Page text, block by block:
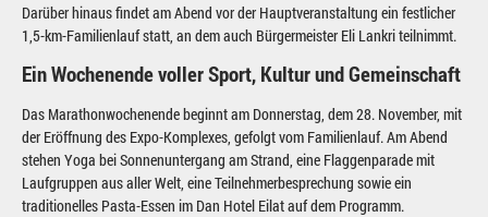
Darüber hinaus findet am Abend vor der Hauptveranstaltung ein festlicher
1,5-km-Familienlauf statt, an dem auch Bürgermeister Eli Lankri teilnimmt.
Ein Wochenende voller Sport, Kultur und Gemeinschaft
Das Marathonwochenende beginnt am Donnerstag, dem 28. November, mit
der Eröffnung des Expo-Komplexes, gefolgt vom Familienlauf. Am Abend
stehen Yoga bei Sonnenuntergang am Strand, eine Flaggenparade mit
Laufgruppen aus aller Welt, eine Teilnehmerbesprechung sowie ein
traditionelles Pasta-Essen im Dan Hotel Eilat auf dem Programm.